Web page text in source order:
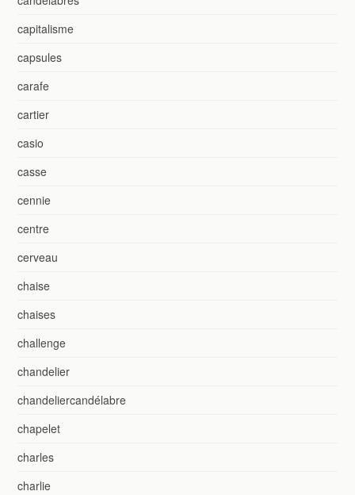
capitalisme
capsules
carafe
cartier
casio
casse
cennie
centre
cerveau
chaise
chaises
challenge
chandelier
chandeliercandélabre
chapelet
charles
charlie